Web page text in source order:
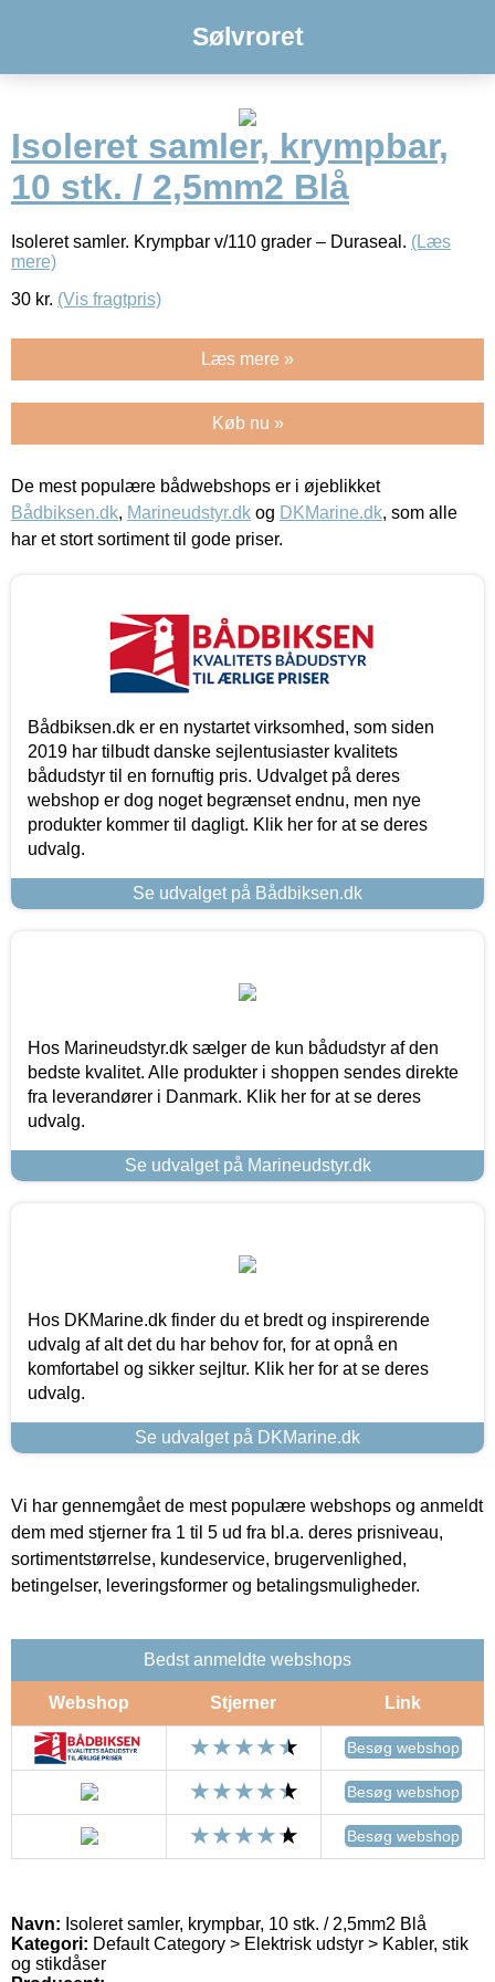
Sølvroret
Isoleret samler, krympbar,
10 stk. / 2,5mm2 Blå
Isoleret samler. Krympbar v/110 grader – Duraseal. (Læs
mere)
30 kr. (Vis fragtpris)
Læs mere »
Køb nu »
De mest populære bådwebshops er i øjeblikket
Bådbiksen.dk, Marineudstyr.dk og DKMarine.dk, som alle
har et stort sortiment til gode priser.
Bådbiksen.dk er en nystartet virksomhed, som siden
2019 har tilbudt danske sejlentusiaster kvalitets
bådudstyr til en fornuftig pris. Udvalget på deres
webshop er dog noget begrænset endnu, men nye
produkter kommer til dagligt. Klik her for at se deres
udvalg.
Se udvalget på Bådbiksen.dk
Hos Marineudstyr.dk sælger de kun bådudstyr af den
bedste kvalitet. Alle produkter i shoppen sendes direkte
fra leverandører i Danmark. Klik her for at se deres
udvalg.
Se udvalget på Marineudstyr.dk
Hos DKMarine.dk finder du et bredt og inspirerende
udvalg af alt det du har behov for, for at opnå en
komfortabel og sikker sejltur. Klik her for at se deres
udvalg.
Se udvalget på DKMarine.dk
Vi har gennemgået de mest populære webshops og anmeldt
dem med stjerner fra 1 til 5 ud fra bl.a. deres prisniveau,
sortimentstørrelse, kundeservice, brugervenlighed,
betingelser, leveringsformer og betalingsmuligheder.
Bedst anmeldte webshops
Webshop Stjerner Link
Besøg webshop
Besøg webshop
Besøg webshop
Navn: Isoleret samler, krympbar, 10 stk. / 2,5mm2 Blå
Kategori: Default Category > Elektrisk udstyr > Kabler, stik
og stikdåser